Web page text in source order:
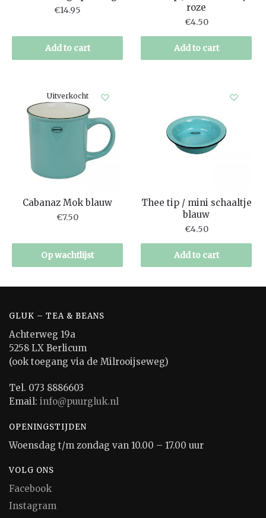
€14.95
Add to cart
roze
€4.50
Add to cart
Uitverkocht
Cabanaz Mok blauw
€7.50
Op wachtlijst
Thee tip / mini schaaltje
blauw
€4.50
Add to cart
GLUK – TEA & BEANS
Achterweg 19a
5258 LX Berlicum
(ook toegang via de Milrooijseweg)
Tel. 073 8886603
Email: info@puurgluk.nl
OPENINGSTIJDEN
Woensdag t/m zondag van 10.00 – 17.00 uur
VOLG ONS
Facebook
Instagram